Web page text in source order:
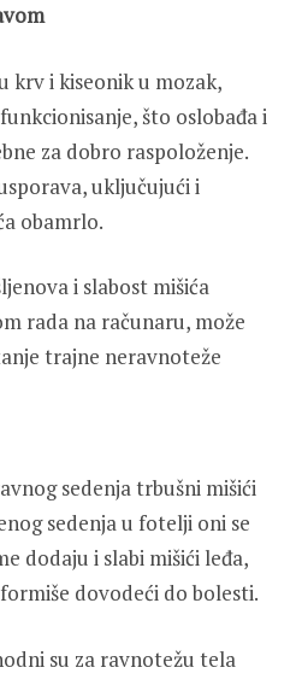
krv i kiseonik u mozak,
što oslobađa i
za dobro raspoloženje.
uključujući i
obamrlo.
i slabost mišića
rada na računaru, može
trajne neravnoteže
sedenja trbušni mišići
sedenja u fotelji oni se
dodaju i slabi mišići leđa,
dovodeći do bolesti.
su za ravnotežu tela